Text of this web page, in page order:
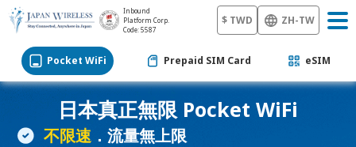
Inbound
Platform Corp.
Code: 5587
$ TWD ZH-TW
Pocket WiFi Prepaid SIM Card eSIM
日本真正無限 Pocket WiFi
不限速．流量無上限